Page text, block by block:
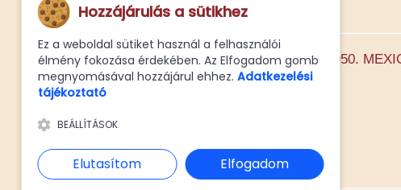
1 -ik fele Normál 050.
KOSÁRBA
Hozzájárulás a sütikhez
Ez a weboldal sütiket használ a felhasználói
élmény fokozása érdekében. Az Elfogadom gomb
megnyomásával hozzájárul ehhez. Adatkezelési
tájékoztató
BEÁLLÍTÁSOK
Elutasítom Elfogadom